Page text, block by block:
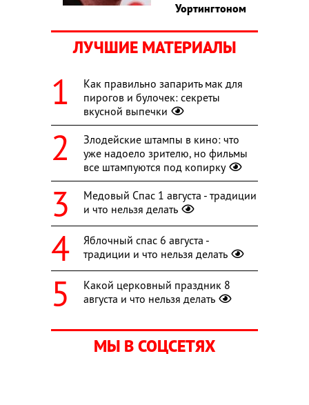
Уортингтоном
ЛУЧШИЕ МАТЕРИАЛЫ
Как правильно запарить мак для
пирогов и булочек: секреты
вкусной выпечки
Злодейские штампы в кино: что
уже надоело зрителю, но фильмы
все штампуются под копирку
Медовый Спас 1 августа - традиции
и что нельзя делать
Яблочный спас 6 августа -
традиции и что нельзя делать
Какой церковный праздник 8
августа и что нельзя делать
МЫ В СОЦСЕТЯХ